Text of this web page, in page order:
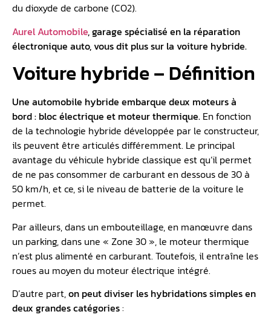
du dioxyde de carbone (CO2).
Aurel Automobile, garage spécialisé en la réparation
électronique auto, vous dit plus sur la voiture hybride.
Voiture hybride – Définition
Une automobile hybride embarque deux moteurs à
bord : bloc électrique et moteur thermique. En fonction
de la technologie hybride développée par le constructeur,
ils peuvent être articulés différemment. Le principal
avantage du véhicule hybride classique est qu’il permet
de ne pas consommer de carburant en dessous de 30 à
50 km/h, et ce, si le niveau de batterie de la voiture le
permet.
Par ailleurs, dans un embouteillage, en manœuvre dans
un parking, dans une « Zone 30 », le moteur thermique
n’est plus alimenté en carburant. Toutefois, il entraîne les
roues au moyen du moteur électrique intégré.
D’autre part,on peut diviser les hybridations simples en
deux grandes catégories: